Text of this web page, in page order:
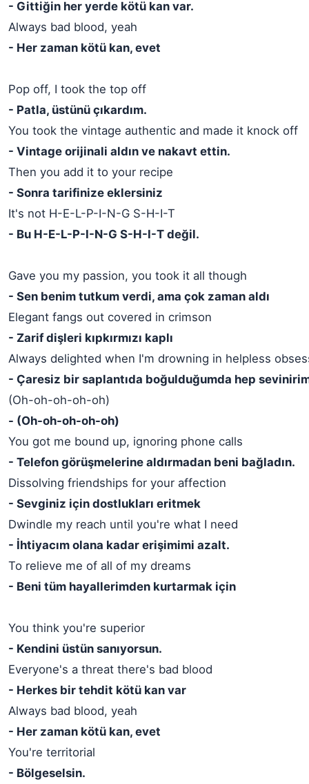
- Gittiğin her yerde kötü kan var.
Always bad blood, yeah
- Her zaman kötü kan, evet
Pop off, I took the top off
- Patla, üstünü çıkardım.
You took the vintage authentic and made it knock off
- Vintage orijinali aldın ve nakavt ettin.
Then you add it to your recipe
- Sonra tarifinize eklersiniz
It's not H-E-L-P-I-N-G S-H-I-T
- Bu H-E-L-P-I-N-G S-H-I-T değil.
Gave you my passion, you took it all though
- Sen benim tutkum verdi, ama çok zaman aldı
Elegant fangs out covered in crimson
- Zarif dişleri kıpkırmızı kaplı
Always delighted when I'm drowning in helpless
- Çaresiz bir saplantıda boğulduğumda hep
(Oh-oh-oh-oh-oh)
- (Oh-oh-oh-oh-oh)
You got me bound up, ignoring phone calls
- Telefon görüşmelerine aldırmadan beni bağladın.
Dissolving friendships for your affection
- Sevginiz için dostlukları eritmek
Dwindle my reach until you're what I need
- İhtiyacım olana kadar erişimimi azalt.
To relieve me of all of my dreams
- Beni tüm hayallerimden kurtarmak için
You think you're superior
- Kendini üstün sanıyorsun.
Everyone's a threat there's bad blood
- Herkes bir tehdit kötü kan var
Always bad blood, yeah
- Her zaman kötü kan, evet
You're territorial
- Bölgeselsin.